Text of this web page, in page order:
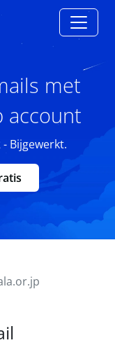
met
account
Bijgewerkt.